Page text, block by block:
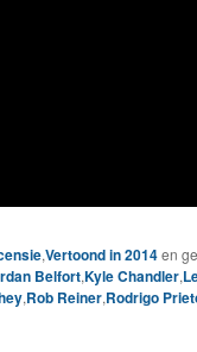
,Vertoond in 2014en
Belfort,Kyle Chandler,
,Rob Reiner,Rodrigo